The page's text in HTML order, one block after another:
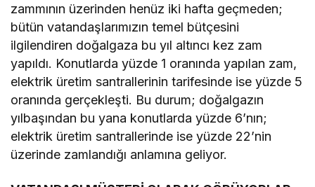
zammının üzerinden henüz iki hafta geçmeden;
bütün vatandaşlarımızın temel bütçesini
ilgilendiren doğalgaza bu yıl altıncı kez zam
yapıldı. Konutlarda yüzde 1 oranında yapılan zam,
elektrik üretim santrallerinin tarifesinde ise yüzde 5
oranında gerçekleşti. Bu durum; doğalgazın
yılbaşından bu yana konutlarda yüzde 6’nın;
elektrik üretim santrallerinde ise yüzde 22’nin
üzerinde zamlandığı anlamına geliyor.